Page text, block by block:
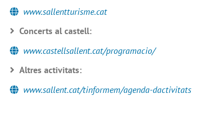
www.sallentturisme.cat
Concerts al castell:
www.castellsallent.cat/programacio/
Altres activitats:
www.sallent.cat/tinformem/agenda-dactivitats